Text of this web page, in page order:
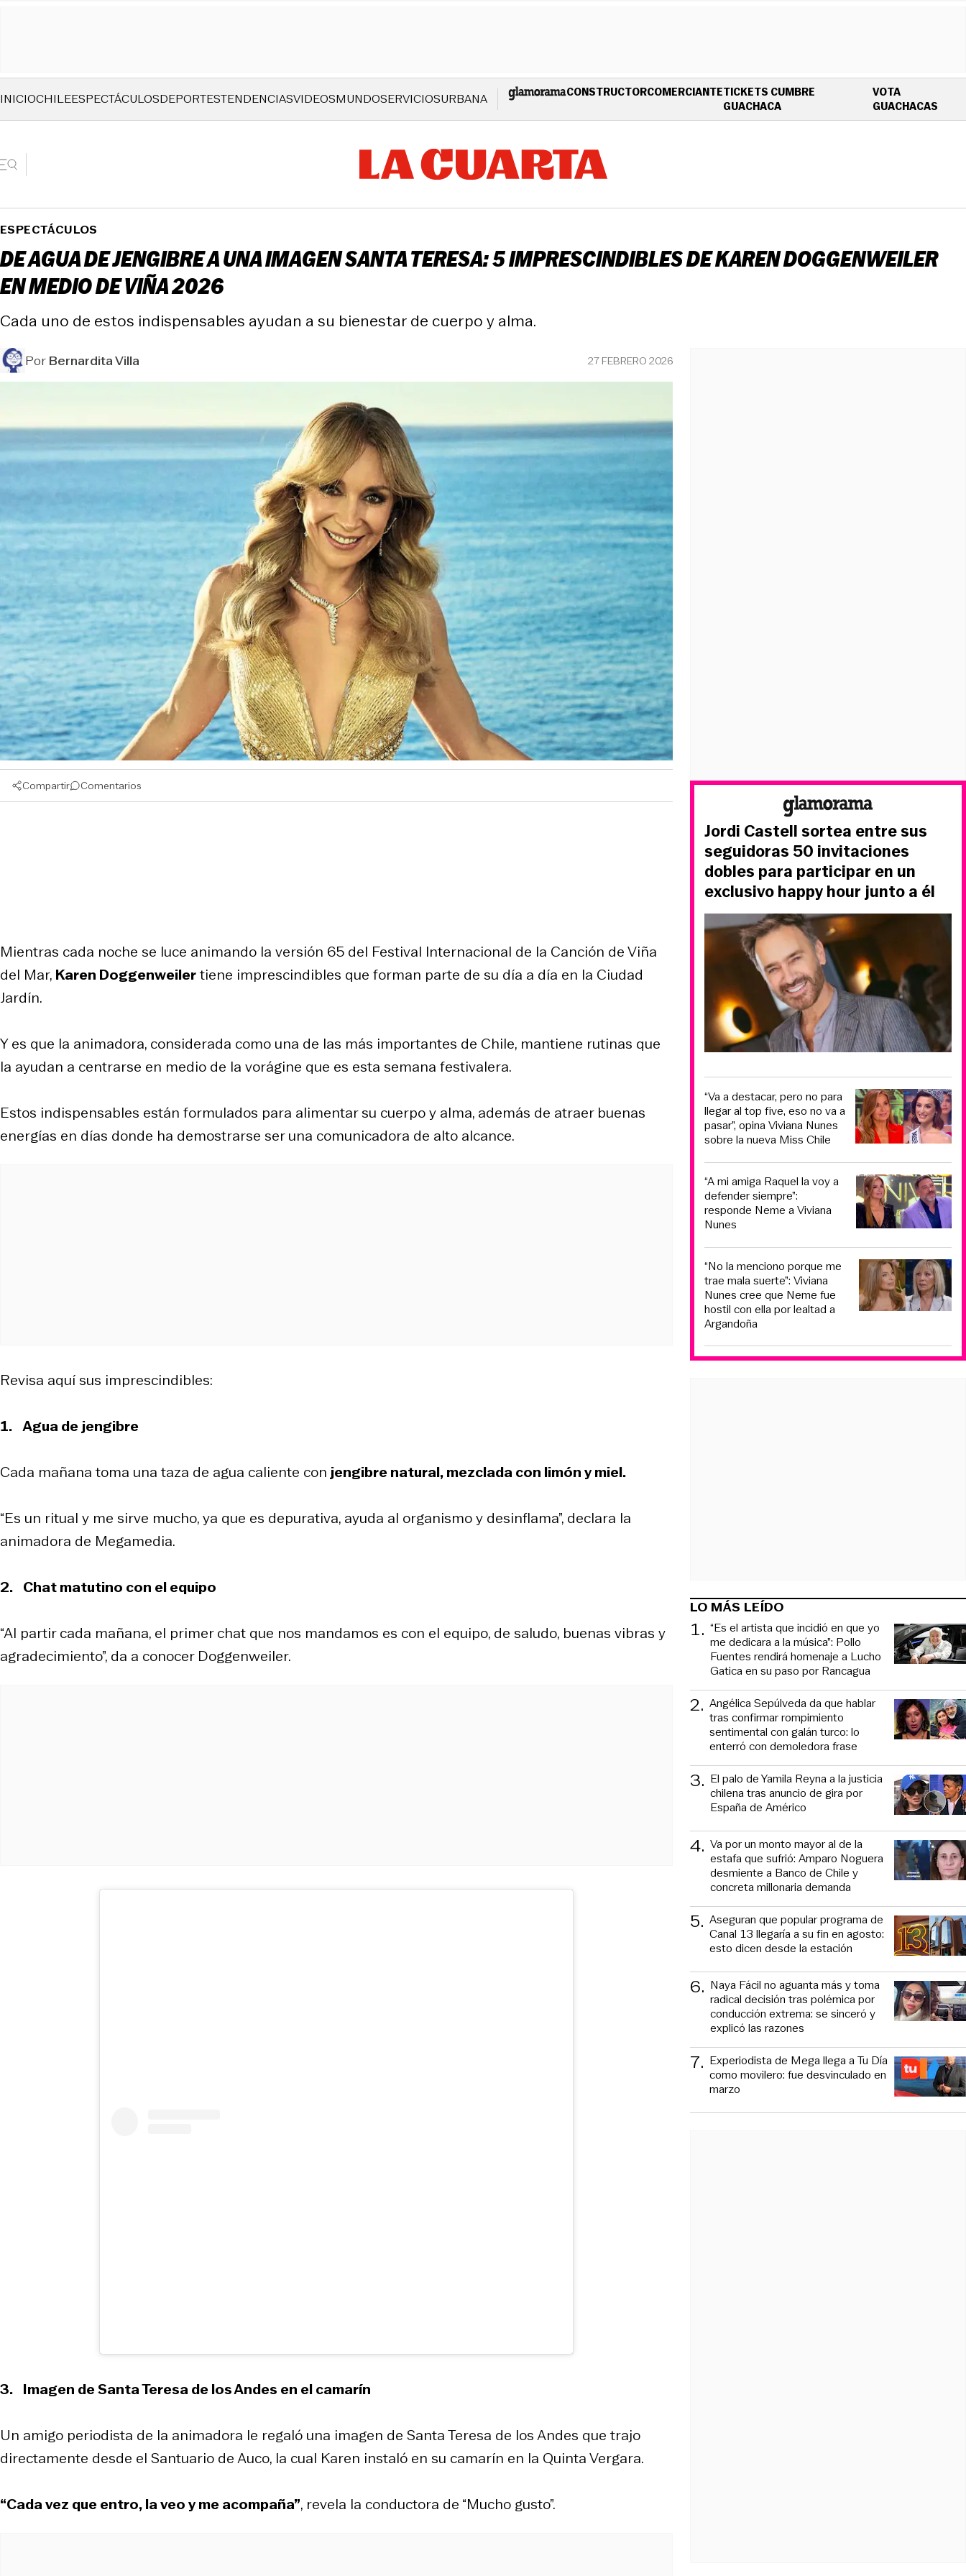
INICIOCHILEESPECTÁCULOSDEPORTESTENDENCIASVIDEOSMUNDOSERVICIOSURBANA CONSTRUCTORCOMERCIANTETICKETS CUMBRE
GUACHACAOPENS IN NEW WINDOW
VOTA
GUACHACAS
ESPECTÁCULOS
DE AGUA DE JENGIBRE A UNA IMAGEN SANTA TERESA: 5 IMPRESCINDIBLES DE KAREN DOGGENWEILER
EN MEDIO DE VIÑA 2026
Cada uno de estos indispensables ayudan a su bienestar de cuerpo y alma.
PorBernardita Villa 27 FEBRERO 2026
Compartir Comentarios
Mientras cada noche se luce animando la versión 65 del Festival Internacional de la Canción de Viña
del Mar, Karen Doggenweilertiene imprescindibles que forman parte de su día a día en la Ciudad
Jardín.
Y es que la animadora, considerada como una de las más importantes de Chile, mantiene rutinas que
la ayudan a centrarse en medio de la vorágine que es esta semana festivalera.
Estos indispensables están formulados para alimentar su cuerpo y alma, además de atraer buenas
energías en días donde ha demostrarse ser una comunicadora de alto alcance.
Revisa aquí sus imprescindibles:
1. Agua de jengibre
Cada mañana toma una taza de agua caliente conjengibre natural, mezclada con limón y miel.
“Es un ritual y me sirve mucho, ya que es depurativa, ayuda al organismo y desinflama”, declara la
animadora de Megamedia.
2. Chat matutino con el equipo
“Al partir cada mañana, el primer chat que nos mandamos es con el equipo, de saludo, buenas vibras y
agradecimiento”, da a conocer Doggenweiler.
3. Imagen de Santa Teresa de los Andes en el camarín
Un amigo periodista de la animadora le regaló una imagen de Santa Teresa de los Andes que trajo
directamente desde el Santuario de Auco, la cual Karen instaló en su camarín en la Quinta Vergara.
“Cada vez que entro, la veo y me acompaña”, revela la conductora de “Mucho gusto”.
Jordi Castell sortea entre sus
seguidoras 50 invitaciones
dobles para participar en un
exclusivo happy hour junto a él
“Va a destacar, pero no para
llegar al top five, eso no va a
pasar”, opina Viviana Nunes
sobre la nueva Miss Chile
“A mi amiga Raquel la voy a
defender siempre”:
responde Neme a Viviana
Nunes
“No la menciono porque me
trae mala suerte”: Viviana
Nunes cree que Neme fue
hostil con ella por lealtad a
Argandoña
LO MÁS LEÍDO
1. “Es el artista que incidió en que yo
me dedicara a la música”: Pollo
Fuentes rendirá homenaje a Lucho
Gatica en su paso por Rancagua
2. Angélica Sepúlveda da que hablar
tras confirmar rompimiento
sentimental con galán turco: lo
enterró con demoledora frase
3. El palo de Yamila Reyna a la justicia
chilena tras anuncio de gira por
España de Américo
4. Va por un monto mayor al de la
estafa que sufrió: Amparo Noguera
desmiente a Banco de Chile y
concreta millonaria demanda
5. Aseguran que popular programa de
Canal 13 llegaría a su fin en agosto:
esto dicen desde la estación
6. Naya Fácil no aguanta más y toma
radical decisión tras polémica por
conducción extrema: se sinceró y
explicó las razones
7. Experiodista de Mega llega a Tu Día
como movilero: fue desvinculado en
marzo